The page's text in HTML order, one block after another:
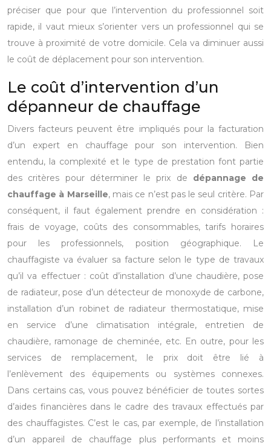
préciser que pour que l’intervention du professionnel soit
rapide, il vaut mieux s’orienter vers un professionnel qui se
trouve à proximité de votre domicile. Cela va diminuer aussi
le coût de déplacement pour son intervention.
Le coût d’intervention d’un
dépanneur de chauffage
Divers facteurs peuvent être impliqués pour la facturation
d’un expert en chauffage pour son intervention. Bien
entendu, la complexité et le type de prestation font partie
des critères pour déterminer le prix de dépannage de
chauffage à Marseille, mais ce n’est pas le seul critère. Par
conséquent, il faut également prendre en considération :
frais de voyage, coûts des consommables, tarifs horaires
pour les professionnels, position géographique. Le
chauffagiste va évaluer sa facture selon le type de travaux
qu’il va effectuer : coût d’installation d’une chaudière, pose
de radiateur, pose d’un détecteur de monoxyde de carbone,
installation d’un robinet de radiateur thermostatique, mise
en service d’une climatisation intégrale, entretien de
chaudière, ramonage de cheminée, etc. En outre, pour les
services de remplacement, le prix doit être lié à
l’enlèvement des équipements ou systèmes connexes.
Dans certains cas, vous pouvez bénéficier de toutes sortes
d’aides financières dans le cadre des travaux effectués par
des chauffagistes. C’est le cas, par exemple, de l’installation
d’un appareil de chauffage plus performants et moins